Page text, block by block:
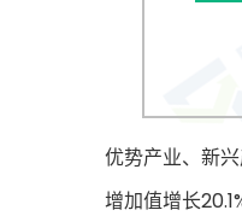
优势产业、新
增加值增长